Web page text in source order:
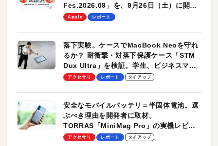
Fes.2026.09」を、9月26日（土）に開催
します！
Apple レポート
落下実験。ケースでMacBook Neoを守れ
るか？ 耐衝撃・対落下保護ケース「STM
Dux Ultra」を検証。学生、ビジネスマン
のモバイルユースに最適！
アクセサリ レポート タイアップ
安全なモバイルバッテリ＝半固体電池。選
ぶべき理由を開発者に取材。
TORRAS「MiniMag Pro」の実機レビュ
ーも
アクセサリ レポート タイアップ